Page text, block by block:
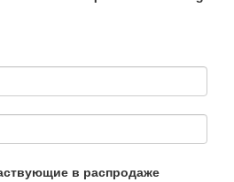
в распродаже